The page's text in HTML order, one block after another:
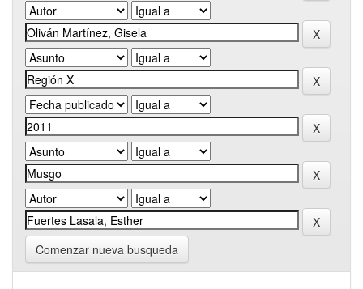
Comenzar nueva busqueda